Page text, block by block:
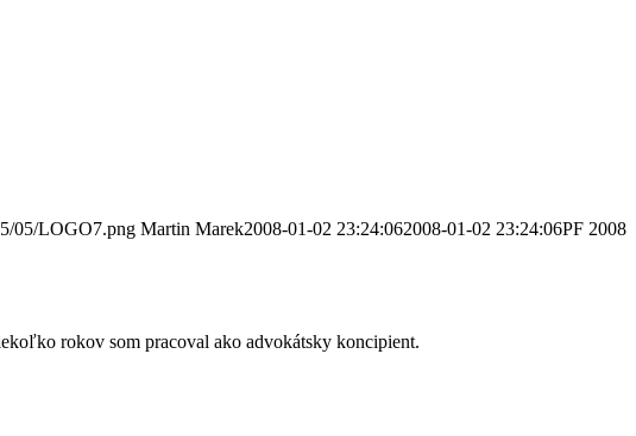
05/LOGO7.png Martin Marek2008-01-02 23:24:062008-01-02 23:24:06PF 2008
rokov som pracoval ako advokátsky koncipient.